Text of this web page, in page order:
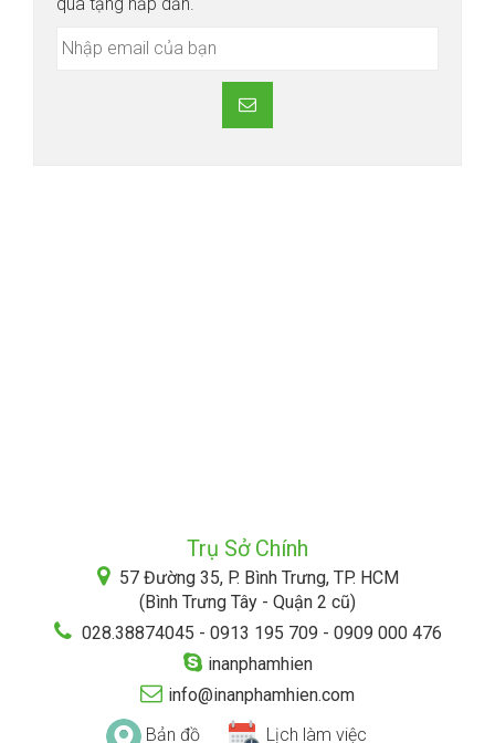
Trụ Sở Chính
57 Đường 35, P. Bình Trưng, TP. HCM
(Bình Trưng Tây - Quận 2 cũ)
028.38874045 - 0913 195 709 - 0909 000 476
inanphamhien
info@inanphamhien.com
Bản đồ
Lịch làm việc